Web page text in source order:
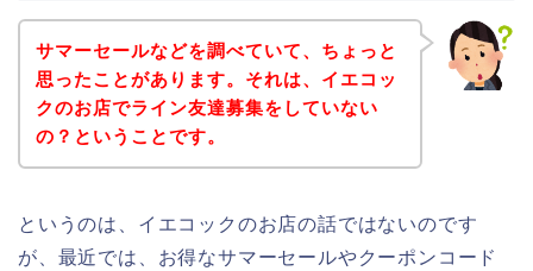
サマーセールなどを調べていて、ちょっと
思ったことがあります。それは、イエコッ
クのお店でライン友達募集をしていない
の？ということです。
というのは、イエコックのお店の話ではないのです
が、最近では、お得なサマーセールやクーポンコード